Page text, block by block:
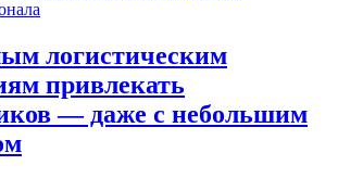
логистическим
привлекать
— даже с небольшим